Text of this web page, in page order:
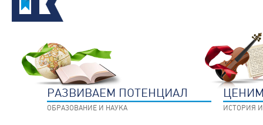
РАЗВИВАЕМ ПОТЕНЦИАЛ
ОБРАЗОВАНИЕ И НАУКА ИСТОРИЯ